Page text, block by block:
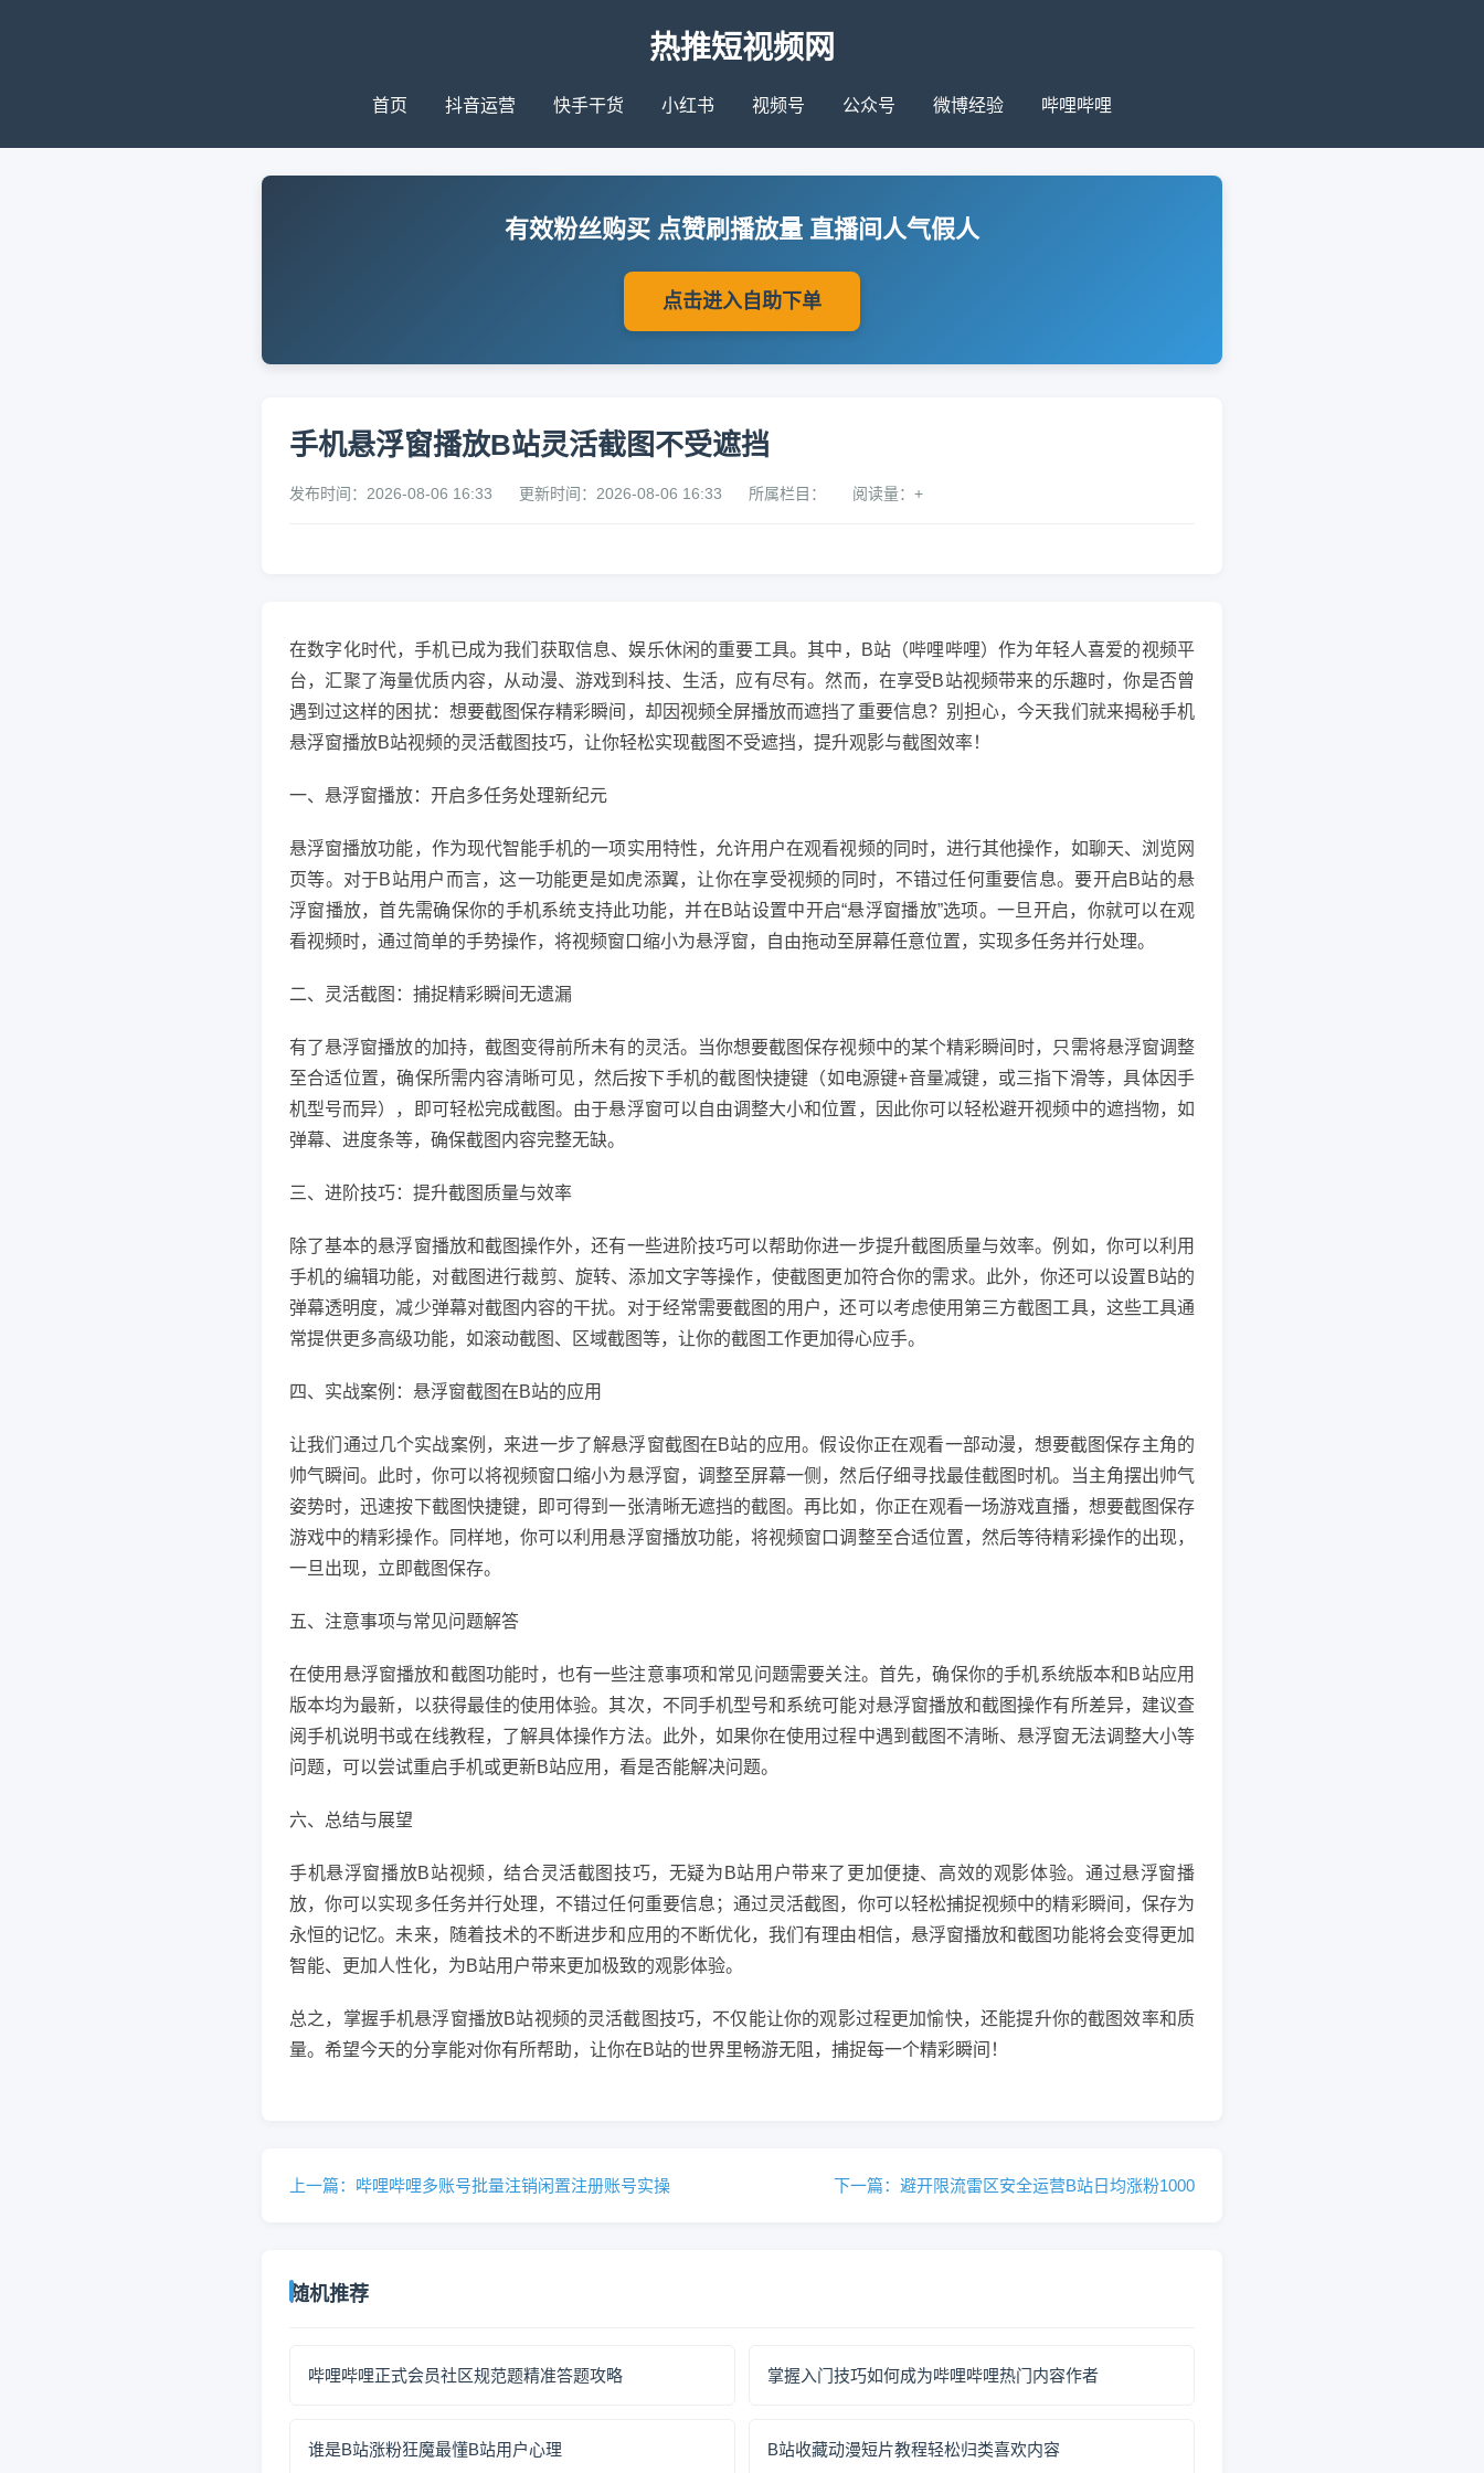
热推短视频网
首页 抖音运营 快手干货 小红书 视频号 公众号 微博经验 哔哩哔哩
有效粉丝购买 点赞刷播放量 直播间人气假人
点击进入自助下单
手机悬浮窗播放B站灵活截图不受遮挡
发布时间：2026-08-06 16:33 更新时间：2026-08-06 16:33 所属栏目： 阅读量：+
在数字化时代，手机已成为我们获取信息、娱乐休闲的重要工具。其中，B站（哔哩哔哩）作为年轻人喜爱的视频平
台，汇聚了海量优质内容，从动漫、游戏到科技、生活，应有尽有。然而，在享受B站视频带来的乐趣时，你是否曾
遇到过这样的困扰：想要截图保存精彩瞬间，却因视频全屏播放而遮挡了重要信息？别担心，今天我们就来揭秘手机
悬浮窗播放B站视频的灵活截图技巧，让你轻松实现截图不受遮挡，提升观影与截图效率！
一、悬浮窗播放：开启多任务处理新纪元
悬浮窗播放功能，作为现代智能手机的一项实用特性，允许用户在观看视频的同时，进行其他操作，如聊天、浏览网
页等。对于B站用户而言，这一功能更是如虎添翼，让你在享受视频的同时，不错过任何重要信息。要开启B站的悬
浮窗播放，首先需确保你的手机系统支持此功能，并在B站设置中开启“悬浮窗播放”选项。一旦开启，你就可以在观
看视频时，通过简单的手势操作，将视频窗口缩小为悬浮窗，自由拖动至屏幕任意位置，实现多任务并行处理。
二、灵活截图：捕捉精彩瞬间无遗漏
有了悬浮窗播放的加持，截图变得前所未有的灵活。当你想要截图保存视频中的某个精彩瞬间时，只需将悬浮窗调整
至合适位置，确保所需内容清晰可见，然后按下手机的截图快捷键（如电源键+音量减键，或三指下滑等，具体因手
机型号而异），即可轻松完成截图。由于悬浮窗可以自由调整大小和位置，因此你可以轻松避开视频中的遮挡物，如
弹幕、进度条等，确保截图内容完整无缺。
三、进阶技巧：提升截图质量与效率
除了基本的悬浮窗播放和截图操作外，还有一些进阶技巧可以帮助你进一步提升截图质量与效率。例如，你可以利用
手机的编辑功能，对截图进行裁剪、旋转、添加文字等操作，使截图更加符合你的需求。此外，你还可以设置B站的
弹幕透明度，减少弹幕对截图内容的干扰。对于经常需要截图的用户，还可以考虑使用第三方截图工具，这些工具通
常提供更多高级功能，如滚动截图、区域截图等，让你的截图工作更加得心应手。
四、实战案例：悬浮窗截图在B站的应用
让我们通过几个实战案例，来进一步了解悬浮窗截图在B站的应用。假设你正在观看一部动漫，想要截图保存主角的
帅气瞬间。此时，你可以将视频窗口缩小为悬浮窗，调整至屏幕一侧，然后仔细寻找最佳截图时机。当主角摆出帅气
姿势时，迅速按下截图快捷键，即可得到一张清晰无遮挡的截图。再比如，你正在观看一场游戏直播，想要截图保存
游戏中的精彩操作。同样地，你可以利用悬浮窗播放功能，将视频窗口调整至合适位置，然后等待精彩操作的出现，
一旦出现，立即截图保存。
五、注意事项与常见问题解答
在使用悬浮窗播放和截图功能时，也有一些注意事项和常见问题需要关注。首先，确保你的手机系统版本和B站应用
版本均为最新，以获得最佳的使用体验。其次，不同手机型号和系统可能对悬浮窗播放和截图操作有所差异，建议查
阅手机说明书或在线教程，了解具体操作方法。此外，如果你在使用过程中遇到截图不清晰、悬浮窗无法调整大小等
问题，可以尝试重启手机或更新B站应用，看是否能解决问题。
六、总结与展望
手机悬浮窗播放B站视频，结合灵活截图技巧，无疑为B站用户带来了更加便捷、高效的观影体验。通过悬浮窗播
放，你可以实现多任务并行处理，不错过任何重要信息；通过灵活截图，你可以轻松捕捉视频中的精彩瞬间，保存为
永恒的记忆。未来，随着技术的不断进步和应用的不断优化，我们有理由相信，悬浮窗播放和截图功能将会变得更加
智能、更加人性化，为B站用户带来更加极致的观影体验。
总之，掌握手机悬浮窗播放B站视频的灵活截图技巧，不仅能让你的观影过程更加愉快，还能提升你的截图效率和质
量。希望今天的分享能对你有所帮助，让你在B站的世界里畅游无阻，捕捉每一个精彩瞬间！
上一篇：哔哩哔哩多账号批量注销闲置注册账号实操 下一篇：避开限流雷区安全运营B站日均涨粉1000
随机推荐
哔哩哔哩正式会员社区规范题精准答题攻略 掌握入门技巧如何成为哔哩哔哩热门内容作者
谁是B站涨粉狂魔最懂B站用户心理 B站收藏动漫短片教程轻松归类喜欢内容